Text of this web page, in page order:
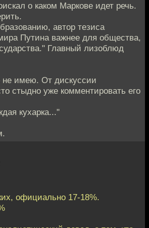
о каком Маркове идет речь.
автор тезиса
Путина важнее для общества,
Главный лизоблюд
имею. От дискуссии
стыдно уже комментировать его
кухарка..."
официально 17-18%.